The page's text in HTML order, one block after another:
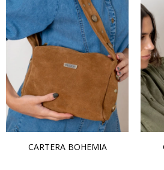
CARTERA BOHEMIA